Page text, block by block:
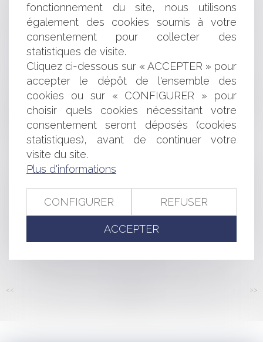
RÉMUNÉRATION N’EST DUE
MARCHÉS : LES JUSTIFICATIFS SONT-ILS
OBLIGATOIRES POUR L’APPRÉCIATION DES OFFRES ?
SEUL LE BAILLEUR PERSONNE PHYSIQUE EST
DISPENSÉ DE RELOGER LE LOCATAIRE ÂGÉ
FINANCES LOCALES : LE RECOURS CONTENTIEUX
DU CONTRIBUABLE ?
LA COPROPRIÉTÉ NE PEUT ÊTRE REPRÉSENTÉE QUE
PAR UN SEUL ET UNIQUE SYNDIC POUR CHAQUE
MANDAT
TASCOM ET CONTESTATION AVEC L'ETAT
SUCCESSIONS : ACTUALITÉ DU SALAIRE DIFFÉRÉ
MARQUE MAC : VICTOIRE DE MCDONALD'S
SÉPARATION, DIVORCE, GARDE DES ENFANTS,
PENSION ALIMENTAIRE : QUELS SONT VOS DROITS ?
QUELS SONT VOS DEVOIRS ?
BIOMÉTRIE : UN NOUVEAU CADRE POUR LE
CONTRÔLE D’ACCÈS BIOMÉTRIQUE SUR LES LIEUX DE
TRAVAIL
<< >>
fonctionnement du site, nous utilisons
également des cookies soumis à votre
consentement pour collecter des
statistiques de visite.
Cliquez ci-dessous sur « ACCEPTER » pour
accepter le dépôt de l'ensemble des
cookies ou sur « CONFIGURER » pour
choisir quels cookies nécessitant votre
consentement seront déposés (cookies
statistiques), avant de continuer votre
visite du site.
Plus d'informations
CONFIGURER REFUSER
ACCEPTER